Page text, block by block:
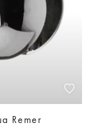
Remer